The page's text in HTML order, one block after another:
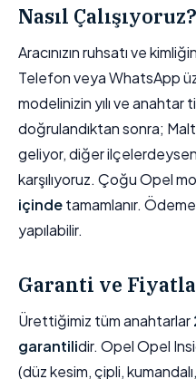
Nasıl Çalışıyoruz?
Aracınızın ruhsatı ve
Telefon veya WhatsApp
modelinizin yılı ve anahtar
doğrulandıktan sonra;
geliyor, diğer
karşılıyoruz. Çoğu Opel
içindetamamlanır.
yapılabilir.
Garanti ve
Ürettiğimiz tüm anahtarlar
garantilidir. Opel Opel
(düz kesim, çipli,